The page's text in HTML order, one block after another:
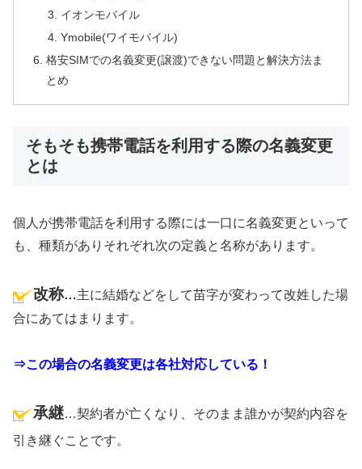
イオンモバイル
Ymobile(ワイモバイル)
格安SIMでの名義変更(譲渡)できない問題と解決方法ま
とめ
そもそも携帯電話を利用する際の名義変更
とは
個人が携帯電話を利用する際には一口に名義変更といって
も、種類がありそれぞれ次の定義と名称があります。
改称…主に結婚などをして苗字が変わって改姓した場
合にあてはまります。
⇒この場合の名義変更は各社対応している！
承継…契約者が亡くなり、そのまま誰かが契約内容を
引き継ぐことです。